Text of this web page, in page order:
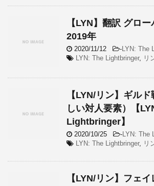
【LYN】翻訳 グロ
2019年
2020/11/12 -LYN: The
LYN: The Lightbringer, リ
【LYN/リン】ギル
しい対人要素）【
Lightbringer】
2020/10/25 -LYN: The
LYN: The Lightbringer, リ
【LYN/リン】フェ